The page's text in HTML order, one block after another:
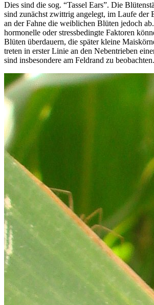
Dies sind die sog. “Tassel Ears”. Die
sind zunächst zwittrig angelegt, im Laufe der
an der Fahne die weiblichen Blüten jedoch
hormonelle oder stressbedingte Faktoren
Blüten überdauern, die später kleine
treten in erster Linie an den Nebentrieben
sind insbesondere am Feldrand zu beobachten.